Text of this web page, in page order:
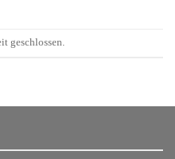
geschlossen.